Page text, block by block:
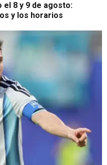
el 8 y 9 de agosto:
y los horarios